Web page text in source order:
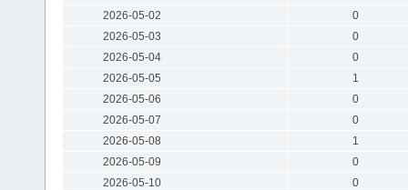
2026-05-02
0
2026-05-03
0
2026-05-04
0
2026-05-05
1
2026-05-06
0
2026-05-07
0
2026-05-08
1
2026-05-09
0
2026-05-10
0